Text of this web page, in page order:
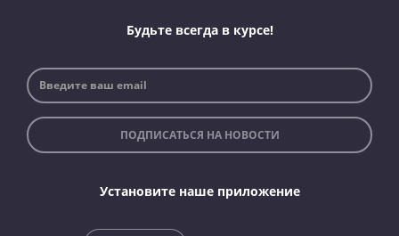
Будьте всегда в курсе!
ПОДПИСАТЬСЯ НА НОВОСТИ
Установите наше приложение